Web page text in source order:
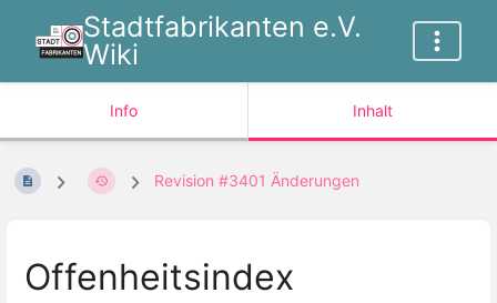
Stadtfabrikanten e.V.
Wiki
Info Inhalt
Revision #3401 Änderungen
Offenheitsindex